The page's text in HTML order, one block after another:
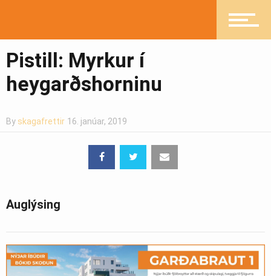
Ljósmyndasafn
Pistill: Myrkur í
heygarðshorninu
By skagafrettir 16. janúar, 2019
Auglýsing